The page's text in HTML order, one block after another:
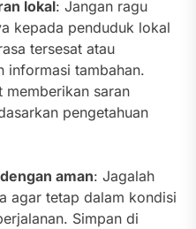
lokal: Jangan ragu
kepada penduduk lokal
tersesat atau
informasi tambahan.
memberikan saran
pengetahuan
aman: Jagalah
agar tetap dalam kondisi
Simpan di